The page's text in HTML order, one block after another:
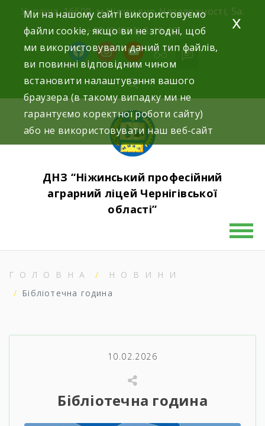
content
Україна, 16600, м.Ніжин вул. Незалежності, 5а.
+38 (04631) 3-10-02
facebookinstagram
youtube
ДНЗ “Ніжинський професійний
аграрний ліцей Чернігівської
області”
ГОЛОВНА
НОВИНИ
Бібліотечна година
10.02.2026
Бібліотечна година
Ми на нашому сайті використовуємо
файли cookie, якщо ви не згодні, щоб
ми використовували даний тип файлів,
ви повинні відповідним чином
встановити налаштування вашого
браузера (в такому випадку ми не
гарантуємо коректної роботи сайту)
або не використовувати наш веб-сайт
x